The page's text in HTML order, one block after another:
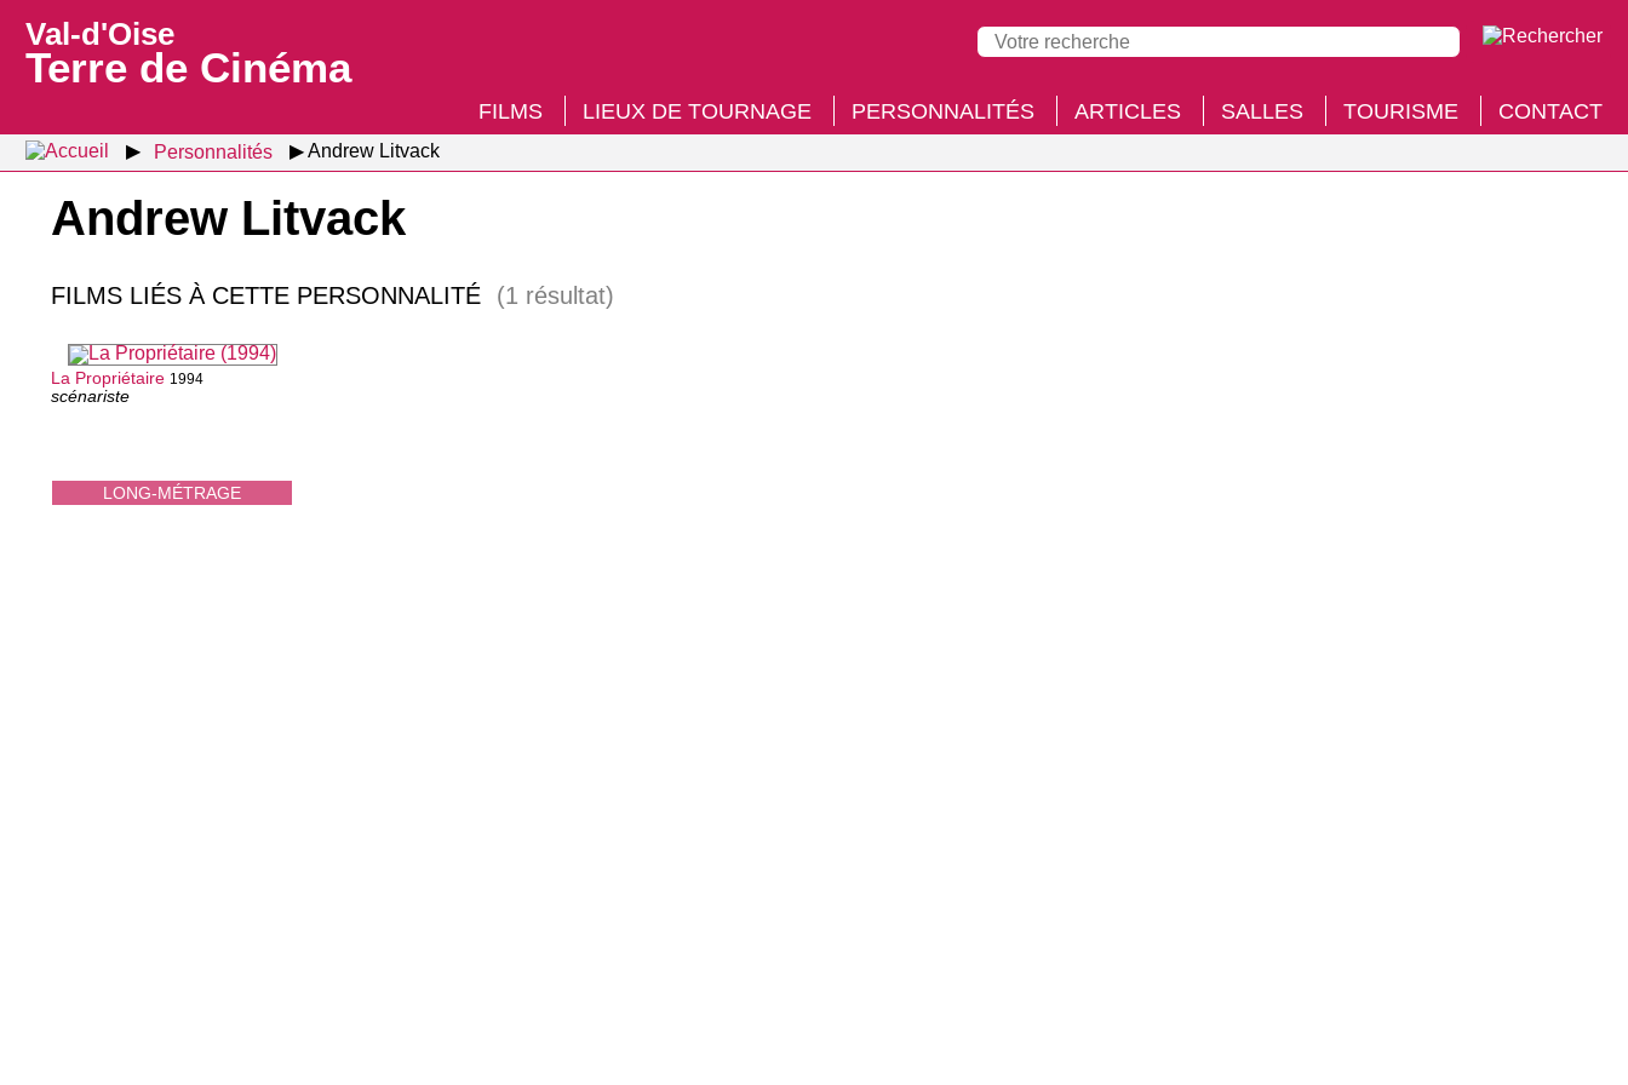
Val-d'Oise
Terre de Cinéma
FILMS LIEUX DE TOURNAGE PERSONNALITÉS ARTICLES SALLES TOURISME CONTACT
Personnalités Andrew Litvack
Andrew Litvack
FILMS LIÉS À CETTE PERSONNALITÉ (1 résultat)
LONG-MÉTRAGE
La Propriétaire 1994
scénariste